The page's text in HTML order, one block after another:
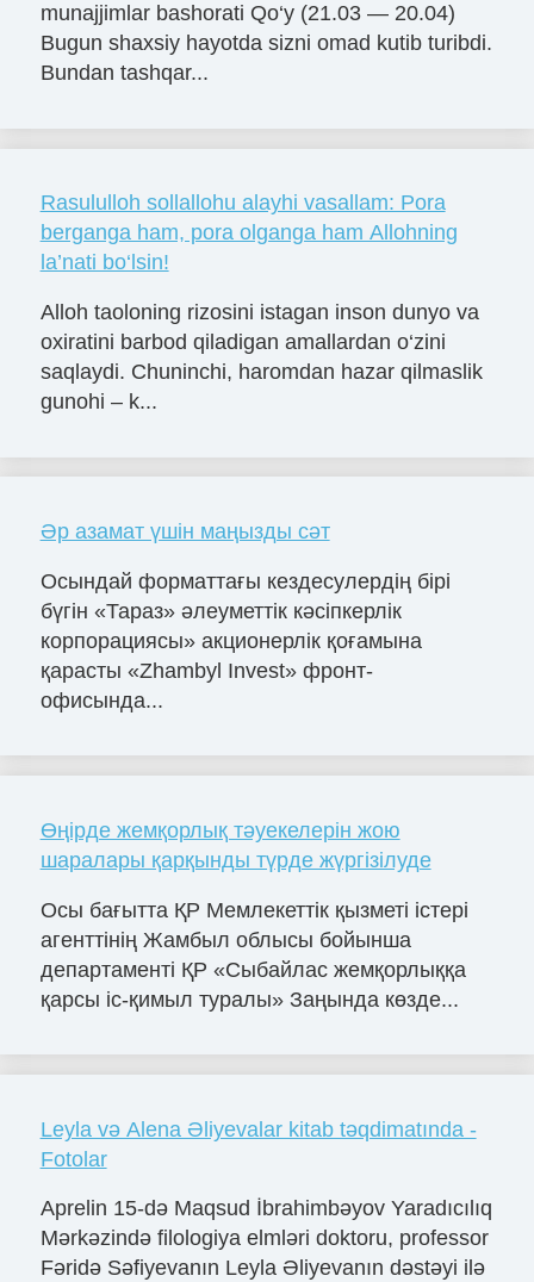
munajjimlar bashorati Qo‘y (21.03 — 20.04)
Bugun shaxsiy hayotda sizni omad kutib turibdi.
Bundan tashqar...
Rasululloh sollallohu alayhi vasallam: Pora
berganga ham, pora olganga ham Allohning
la’nati bo‘lsin!
Alloh taoloning rizosini istagan inson dunyo va
oxiratini barbod qiladigan amallardan o‘zini
saqlaydi. Chuninchi, haromdan hazar qilmaslik
gunohi – k...
Әр азамат үшін маңызды сәт
Осындай форматтағы кездесулердің бірі
бүгін «Тараз» әлеуметтік кәсіпкерлік
корпорациясы» акционерлік қоғамына
қарасты «Zhambyl Invest» фронт-
офисында...
Өңірде жемқорлық тәуекелерін жою
шаралары қарқынды түрде жүргізілуде
Осы бағытта ҚР Мемлекеттік қызметі істері
агенттінің Жамбыл облысы бойынша
департаменті ҚР «Сыбайлас жемқорлыққа
қарсы іс-қимыл туралы» Заңында көзде...
Leyla və Alena Əliyevalar kitab təqdimatında -
Fotolar
Aprelin 15-də Maqsud İbrahimbəyov Yaradıcılıq
Mərkəzində filologiya elmləri doktoru, professor
Fəridə Səfiyevanın Leyla Əliyevanın dəstəyi ilə